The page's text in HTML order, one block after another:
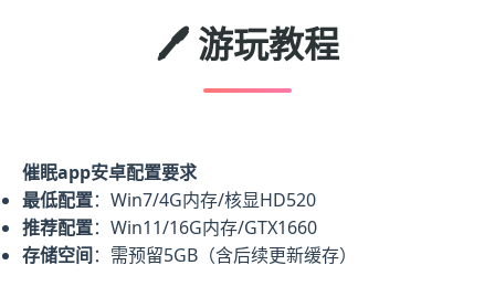
🖊️ 游玩教程
催眠app安卓配置要求
​最低配置​​：Win7/4G内存/核显HD520
​推荐配置​​：Win11/16G内存/GTX1660
​存储空间​​：需预留5GB（含后续更新缓存）